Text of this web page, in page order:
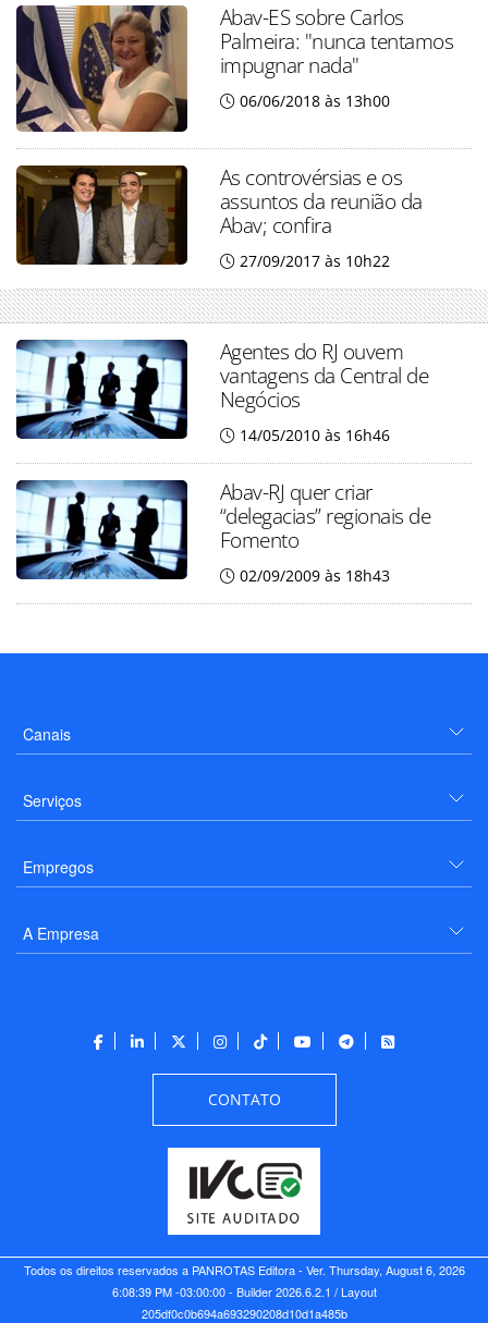
Abav-ES sobre Carlos
Palmeira: "nunca tentamos
impugnar nada"
06/06/2018 às 13h00
As controvérsias e os
assuntos da reunião da
Abav; confira
27/09/2017 às 10h22
Agentes do RJ ouvem
vantagens da Central de
Negócios
14/05/2010 às 16h46
Abav-RJ quer criar
“delegacias” regionais de
Fomento
02/09/2009 às 18h43
Canais
Serviços
Empregos
A Empresa
CONTATO
Todos os direitos reservados a PANROTAS Editora - Ver. Thursday, August 6, 2026
6:08:39 PM -03:00:00 - Builder 2026.6.2.1 / Layout
205df0c0b694a693290208d10d1a485b